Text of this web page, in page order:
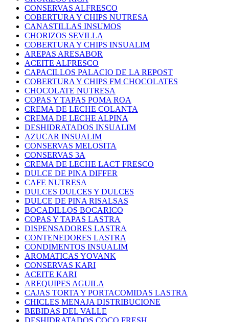
CONSERVAS ALFRESCO
COBERTURA Y CHIPS NUTRESA
CANASTILLAS INSUMOS
CHORIZOS SEVILLA
COBERTURA Y CHIPS INSUALIM
AREPAS ARESABOR
ACEITE ALFRESCO
CAPACILLOS PALACIO DE LA REPOST
COBERTURA Y CHIPS FM CHOCOLATES
CHOCOLATE NUTRESA
COPAS Y TAPAS POMA ROA
CREMA DE LECHE COLANTA
CREMA DE LECHE ALPINA
DESHIDRATADOS INSUALIM
AZUCAR INSUALIM
CONSERVAS MELOSITA
CONSERVAS 3A
CREMA DE LECHE LACT FRESCO
DULCE DE PINA DIFFER
CAFE NUTRESA
DULCES DULCES Y DULCES
DULCE DE PINA RISALSAS
BOCADILLOS BOCARICO
COPAS Y TAPAS LASTRA
DISPENSADORES LASTRA
CONTENEDORES LASTRA
CONDIMENTOS INSUALIM
AROMATICAS YOVANK
CONSERVAS KARI
ACEITE KARI
AREQUIPES AGUILA
CAJAS TORTA Y PORTACOMIDAS LASTRA
CHICLES MENAJA DISTRIBUCIONE
BEBIDAS DEL VALLE